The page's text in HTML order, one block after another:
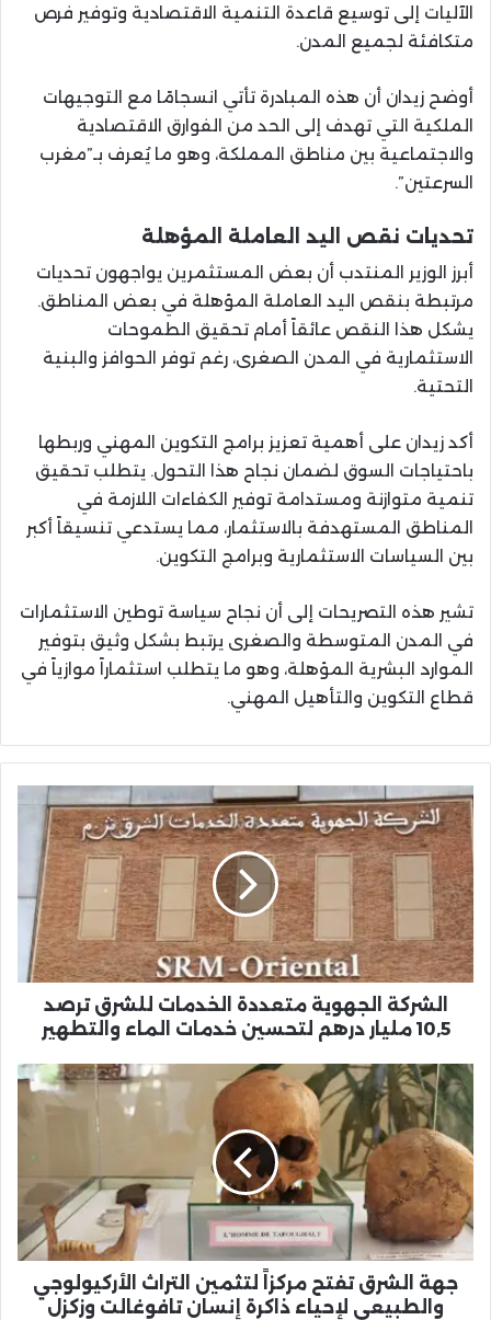
الآليات إلى توسيع قاعدة التنمية الاقتصادية وتوفير فرص
متكافئة لجميع المدن.
أوضح زيدان أن هذه المبادرة تأتي انسجامًا مع التوجيهات
الملكية التي تهدف إلى الحد من الفوارق الاقتصادية
والاجتماعية بين مناطق المملكة، وهو ما يُعرف بـ”مغرب
السرعتين”.
تحديات نقص اليد العاملة المؤهلة
أبرز الوزير المنتدب أن بعض المستثمرين يواجهون تحديات
مرتبطة بنقص اليد العاملة المؤهلة في بعض المناطق.
يشكل هذا النقص عائقاً أمام تحقيق الطموحات
الاستثمارية في المدن الصغرى، رغم توفر الحوافز والبنية
التحتية.
أكد زيدان على أهمية تعزيز برامج التكوين المهني وربطها
باحتياجات السوق لضمان نجاح هذا التحول. يتطلب تحقيق
تنمية متوازنة ومستدامة توفير الكفاءات اللازمة في
المناطق المستهدفة بالاستثمار، مما يستدعي تنسيقاً أكبر
بين السياسات الاستثمارية وبرامج التكوين.
تشير هذه التصريحات إلى أن نجاح سياسة توطين الاستثمارات
في المدن المتوسطة والصغرى يرتبط بشكل وثيق بتوفير
الموارد البشرية المؤهلة، وهو ما يتطلب استثماراً موازياً في
قطاع التكوين والتأهيل المهني.
الشركة
الجهوية
متعددة
الخدمات
للشرق
ترصد
10,5
مليار
درهم
لتحسين
خدمات
والتطهير
الشركة الجهوية متعددة الخدمات للشرق ترصد
10,5 مليار درهم لتحسين خدمات الماء والتطهير
جهة
الشرق
تفتح
مركزاً
لتثمين
التراث
الأركيولوجي
والطبيعي
لإحياء
ذاكرة
إنسان
جهة الشرق تفتح مركزاً لتثمين التراث الأركيولوجي
والطبيعي لإحياء ذاكرة إنسان تافوغالت وزكزل